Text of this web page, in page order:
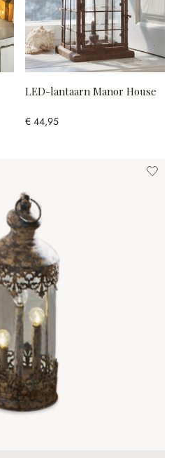
LED-lantaarn Manor House
€ 44,95